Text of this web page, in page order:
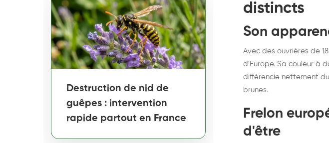
Destruction de nid de
guêpes : intervention
rapide partout en France
Destruction de
rapide partout
distincts
Son
Avec des ouvrières de
d'Europe. Sa couleur à
différencie nettement
brunes.
Frelon
d'être